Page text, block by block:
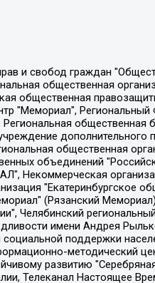
организация по реализации социально-правовых программ "Лилит", Дальневосточное общественное движение "Маяк", Санкт-Петербургская ЛГБТ-инициативная группа "Выход", Инициативная группа ЛГБТ+ "Реверс", Алексеев Андрей Викторович, Бекбулатова Таисия Львовна, Беляев Иван Михайлович, Владыкина Елена Сергеевна, Гельман Марат Александрович, Никульшина Вероника Юрьевна, Толоконникова Надежда Андреевна, Шендерович Виктор Анатольевич, Общество с ограниченной ответственностью "Данное сообщение", Общество с ограниченной ответственностью Издательский дом "Новая глава", Айнбиндер Александра Александровна, Московский комьюнити-центр для ЛГБТ+инициатив, Благотворительный фонд развития филантропии, Deutsche Welle (Германия, Kurt-Schumacher-Strasse 3, 53113 Bonn), Борзунова Мария Михайловна, Воробьев Виктор Викторович, Голубева Анна Львовна, Константинова Алла Михайловна, Малкова Ирина Владимировна, Мурадов Мурад Абдулгалимович, Осетинская Елизавета Николаевна, Понасенков Евгений Николаевич, Ганапольский Матвей Юрьевич, Киселев Евгений Алексеевич, Борухович Ирина Григорьевна, Дремин Иван Тимофеевич, Дубровский Дмитрий Викторович, Красноярская региональная общественная организация поддержки и развития альтернативных образовательных технологий и межкультурных коммуникаций "ИНТЕРРА", Маяковская Екатерина Алексеевна, Фейгин Марк Захарович, Филимонов Андрей Викторович, Дзугкоева Регина Николаевна, Доброхотов Роман Александрович, Дудь Юрий Александрович, Елкин Сергей Владимирович, Кругликов Кирилл Игоревич, Сабунаева Мария Леонидовна, Семенов Алексей Владимирович, Шаинян Карен Багратович, Шульман Екатерина Михайловна, Асафьев Артур Валерьевич, Вахштайн Виктор Семенович, Венедиктов Алексей